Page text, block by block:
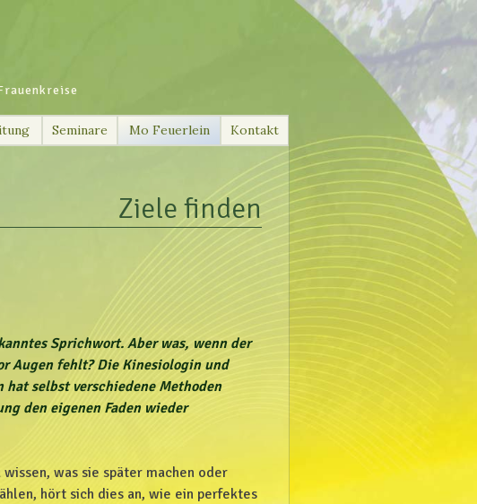
Seminare Mo Feuerlein Kontakt
Ziele finden
Sprichwort. Aber was, wenn der
Augen fehlt? Die Kinesiologin und
selbst verschiedene Methoden
den eigenen Faden wieder
was sie später machen oder
hört sich dies an, wie ein perfektes